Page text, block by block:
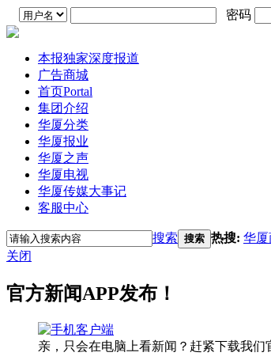
密码
本报独家深度报道
广告商城
首页Portal
集团介绍
华厦分类
华厦报业
华厦之声
华厦电视
华厦传媒大事记
客服中心
搜索 搜索 热搜: 华厦
关闭
官方新闻APP发布！
亲，只会在电脑上看新闻？赶紧下载我们